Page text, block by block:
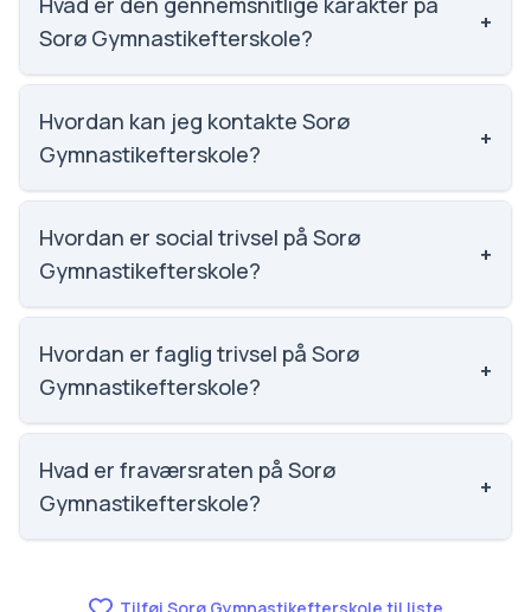
Sorø Gymnastikefterskole?
+
Vi har ikke data om karaktergennemsnittet for Sorø
Gymnastikefterskole.
Hvordan kan jeg kontakte Sorø
Gymnastikefterskole?
+
Email: kontor@soroefterskole.dk. Telefon: 5783
0034. Adresse: Topshøjvej 50. Skoleleder: Karsten
Haim.
Hvordan er social trivsel på Sorø
Gymnastikefterskole?
+
Vi har ikke data om social trivsel for Sorø
Gymnastikefterskole.
Hvordan er faglig trivsel på Sorø
Gymnastikefterskole?
+
Vi har ikke data om faglig trivsel for Sorø
Gymnastikefterskole.
Hvad er fraværsraten på Sorø
Gymnastikefterskole?
+